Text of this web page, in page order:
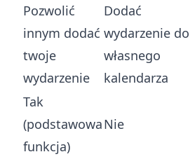
Pozwolić
innym dodać
twoje
wydarzenie
Dodać
wydarzenie do
własnego
kalendarza
Tak
(podstawowa
funkcja)
Nie